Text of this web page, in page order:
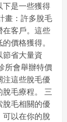
下是一些獲得
畫：許多脫毛
在客戶。這些
價格獲得。
省大量資
所會舉辦特價
注這些脫毛優
毛療程。 三
脫毛相關的優
以在你的脫